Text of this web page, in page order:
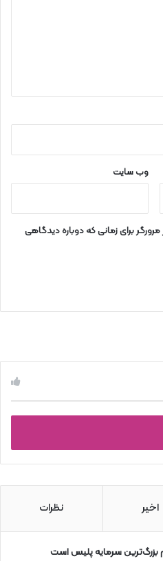
وب‌ سایت
برای زمانی که دوباره دیدگاهی
اخیر نظرات
بزرگ‌ترین سرمایه پلیس است